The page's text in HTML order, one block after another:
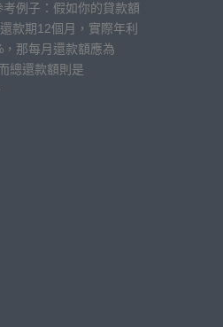
考例子：假如你的貸款額
款期12個月，實際年利
那每月還款額應為
總還款額則是